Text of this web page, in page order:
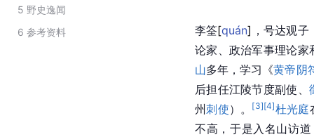
5 野史逸闻
6 参考资料 李筌[quán] ，号达观子
论家、政治军事理论
山多年，学习《黄帝阴
后担任江陵节度副使、
州刺使）。 [3][4]杜光庭
不高，于是入名山访